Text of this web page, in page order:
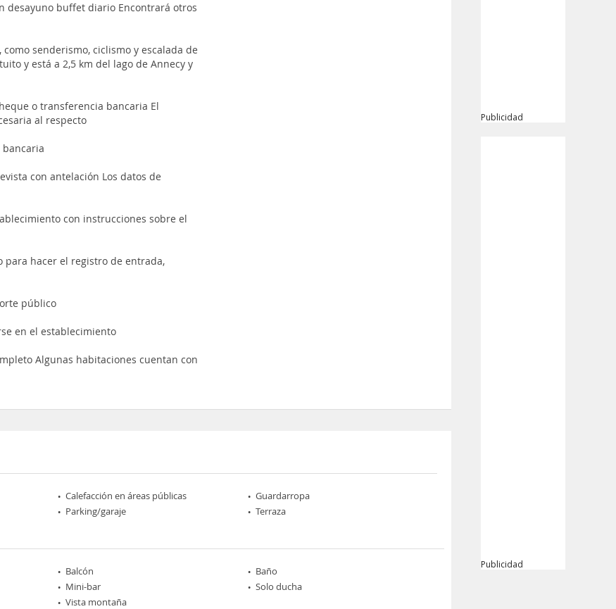
desayuno buffet diario Encontrará otros
senderismo, ciclismo y escalada de
y está a 2,5 km del lago de Annecy y
o transferencia bancaria El
al respecto
con antelación Los datos de
con instrucciones sobre el
hacer el registro de entrada,
público
en el establecimiento
Algunas habitaciones cuentan con
Calefacción en áreas públicas
Guardarropa
Parking/garaje
Terraza
Balcón
Baño
Mini-bar
Solo ducha
Vista montaña
Publicidad
Publicidad